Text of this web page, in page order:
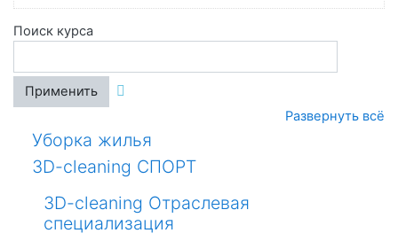
Поиск курса
Применить
Развернуть всё
Уборка жилья
3D-cleaning СПОРТ
3D-cleaning Отраслевая
специализация